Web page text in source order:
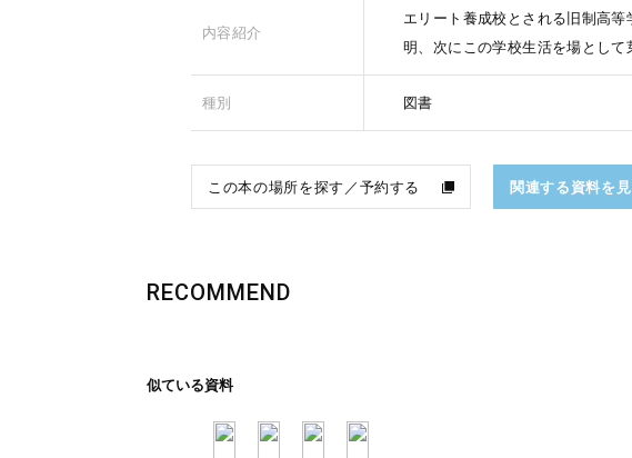
内容紹介
エリート養成校とされる旧制高
明、次にこの学校生活を場として
種別 図書
この本の場所を探す／予約する 関連する資料を
RECOMMEND
似ている資料